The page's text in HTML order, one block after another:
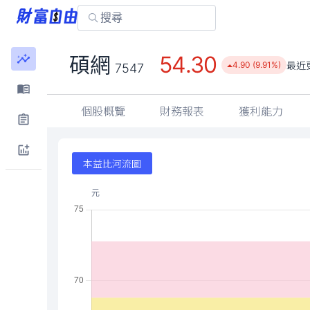
碩網 7547 54.30 4.90 (9.91%) 最近
個股概覽 財務報表 獲利能力
本益比河流圖